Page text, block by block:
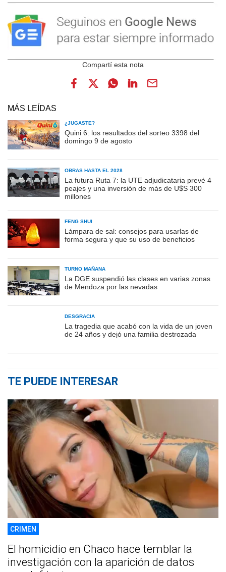
MÁS LEÍDAS
¿JUGASTE?
Quini 6: los resultados del sorteo 3398 del
domingo 9 de agosto
OBRAS HASTA EL 2028
La futura Ruta 7: la UTE adjudicataria prevé 4
peajes y una inversión de más de U$S 300
millones
FENG SHUI
Lámpara de sal: consejos para usarlas de
forma segura y que su uso de beneficios
TURNO MAÑANA
La DGE suspendió las clases en varias zonas
de Mendoza por las nevadas
DESGRACIA
La tragedia que acabó con la vida de un joven
de 24 años y dejó una familia destrozada
TE PUEDE INTERESAR
CRIMEN
El homicidio en Chaco hace temblar la
investigación con la aparición de datos